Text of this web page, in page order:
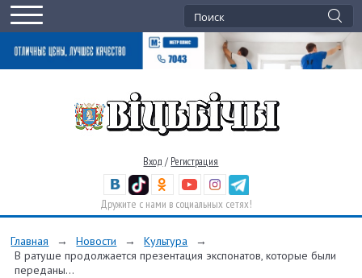
Вход / Регистрация
Дружите с нами в социальных сетях!
Главная → Новости → Культура
→
В ратуше продолжается презентация экспонатов, которые были
переданы...